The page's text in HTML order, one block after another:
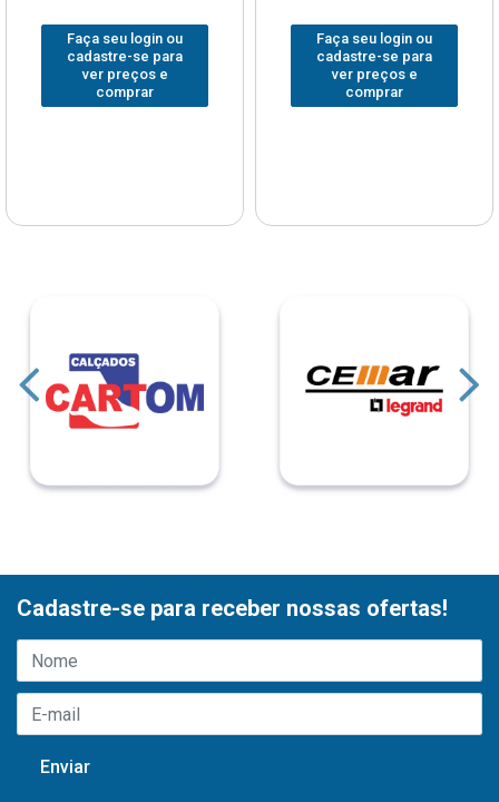
Faça seu login ou
cadastre-se para
ver preços e
comprar
Faça seu login ou
cadastre-se para
ver preços e
comprar
Cadastre-se para receber nossas ofertas!